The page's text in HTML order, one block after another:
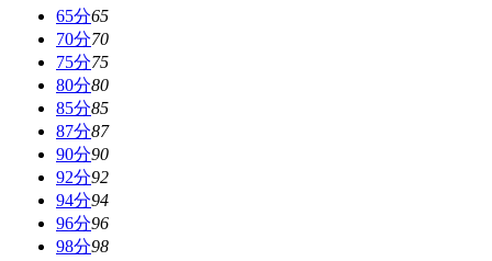
65分65
70分70
75分75
80分80
85分85
87分87
90分90
92分92
94分94
96分96
98分98